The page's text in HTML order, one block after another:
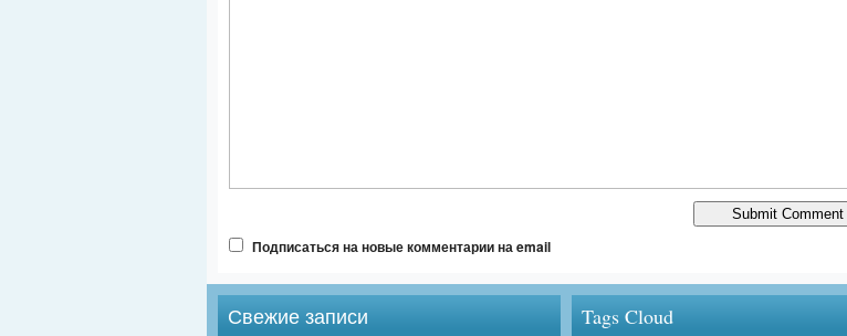
Подписаться на новые комментарии на email
Свежие записи Tags Cloud